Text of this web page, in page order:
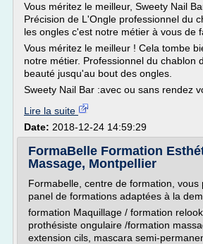
Vous méritez le meilleur, Sweety Nail
Précision de L'Ongle professionnel du
les ongles c'est notre métier à vous de
Vous méritez le meilleur ! Cela tombe
notre métier. Professionnel du chablon
beauté jusqu'au bout des ongles.
Sweety Nail Bar :avec ou sans rendez
Lire la suite
Date: 2018-12-24 14:59:29
FormaBelle Formation
Massage, Montpellier
Formabelle, centre de formation, vous
panel de formations adaptées à la
formation Maquillage / formation
prothésiste ongulaire /formation
extension cils, mascara semi-